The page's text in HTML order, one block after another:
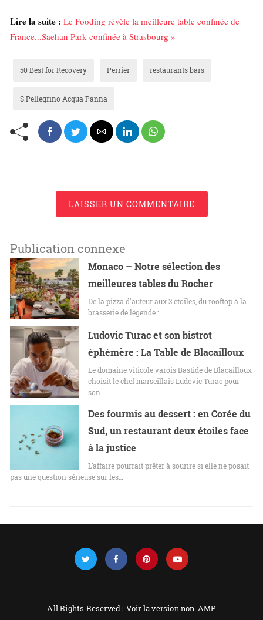
Lire la suite : Le Fooding révèle la meilleure table confinée de
France...Saehan Park confinée à Strasbourg »
50 Best for Recovery Perrier restaurants bars
S.Pellegrino Acqua Panna
LAISSER UN COMMENTAIRE
Publication connexe
Monaco – Notre sélection des
meilleures tables du Rocher
De la pizza d'auteur aux 3 étoiles, du rooftop à la
brasserie de légende :…
Ludovic Turac et son bistrot
éphémère : La Table de Blacailloux
Le domaine viticole varois Bastide de Blacailloux
choisit le chef marseillais Ludovic Turac pour
son…
Des fourmis au dessert : en Corée du
Sud, un restaurant deux étoiles face
à la justice
L’affaire pourrait prêter à sourire si elle ne posait
pas une question sérieuse sur les…
All Rights Reserved | Voir la version non-AMP